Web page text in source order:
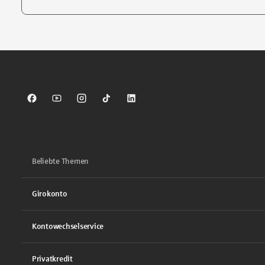
Sparkasse auf Facebook
Sparkasse auf Youtube
Sparkasse auf Instagram
Sparkasse auf TikTok
Sparkasse auf LinkedIn
Beliebte Themen
Girokonto
Kontowechselservice
Privatkredit